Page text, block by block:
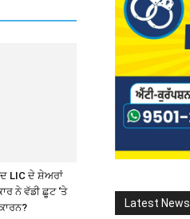
LIC ਦੇ ਸ਼ੇਅਰਾਂ
ਨੇ ਵੱਡੀ ਛੂਟ ‘ਤੇ
Latest News